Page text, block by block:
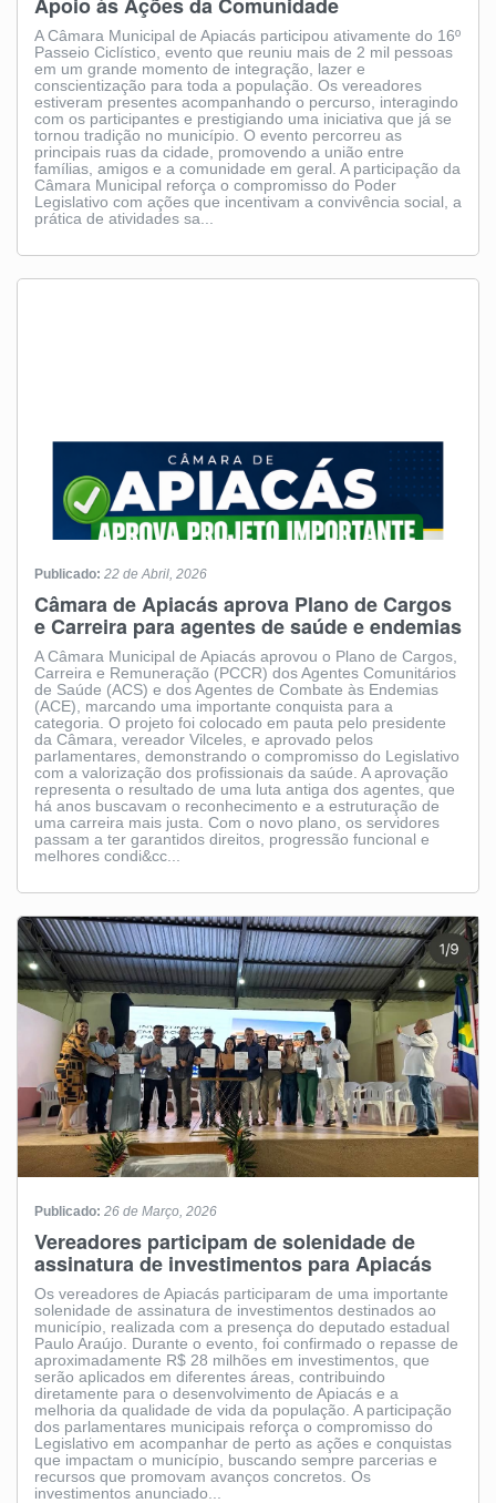
A Câmara Municipal de Apiacás participou ativamente do 16º
Passeio Ciclístico, evento que reuniu mais de 2 mil pessoas
em um grande momento de integração, lazer e
conscientização para toda a população. Os vereadores
estiveram presentes acompanhando o percurso, interagindo
com os participantes e prestigiando uma iniciativa que já se
tornou tradição no município. O evento percorreu as
principais ruas da cidade, promovendo a união entre
famílias, amigos e a comunidade em geral. A participação da
Câmara Municipal reforça o compromisso do Poder
Legislativo com ações que incentivam a convivência social, a
prática de atividades sa...
Publicado: 22 de Abril, 2026
Câmara de Apiacás aprova Plano de Cargos
e Carreira para agentes de saúde e endemias
A Câmara Municipal de Apiacás aprovou o Plano de Cargos,
Carreira e Remuneração (PCCR) dos Agentes Comunitários
de Saúde (ACS) e dos Agentes de Combate às Endemias
(ACE), marcando uma importante conquista para a
categoria. O projeto foi colocado em pauta pelo presidente
da Câmara, vereador Vilceles, e aprovado pelos
parlamentares, demonstrando o compromisso do Legislativo
com a valorização dos profissionais da saúde. A aprovação
representa o resultado de uma luta antiga dos agentes, que
há anos buscavam o reconhecimento e a estruturação de
uma carreira mais justa. Com o novo plano, os servidores
passam a ter garantidos direitos, progressão funcional e
melhores condi&cc...
Publicado: 26 de Março, 2026
Vereadores participam de solenidade de
assinatura de investimentos para Apiacás
Os vereadores de Apiacás participaram de uma importante
solenidade de assinatura de investimentos destinados ao
município, realizada com a presença do deputado estadual
Paulo Araújo. Durante o evento, foi confirmado o repasse de
aproximadamente R$ 28 milhões em investimentos, que
serão aplicados em diferentes áreas, contribuindo
diretamente para o desenvolvimento de Apiacás e a
melhoria da qualidade de vida da população. A participação
dos parlamentares municipais reforça o compromisso do
Legislativo em acompanhar de perto as ações e conquistas
que impactam o município, buscando sempre parcerias e
recursos que promovam avanços concretos. Os
investimentos anunciado...